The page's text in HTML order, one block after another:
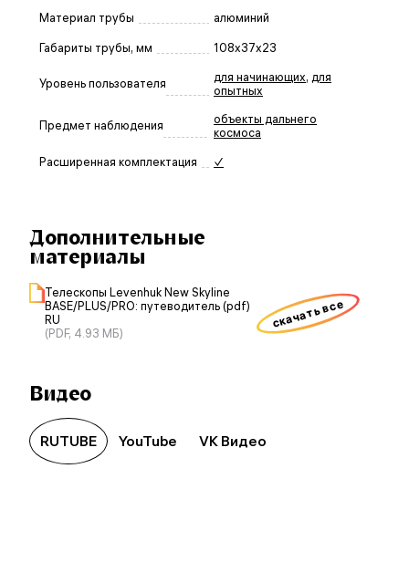
Материал трубы алюминий
Габариты трубы, мм 108x37x23
Уровень пользователя для начинающих, для
опытных
Предмет наблюдения
объекты дальнего
космоса
Расширенная комплектация ✓
Дополнительные
материалы
Телескопы Levenhuk New Skyline
BASE/PLUS/PRO: путеводитель (pdf)
RU
(PDF, 4.93 МБ)
скачать все
Видео
RUTUBE YouTube VK Видео